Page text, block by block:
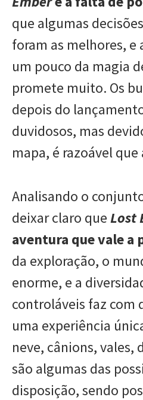
que algumas
foram as melhores,
um pouco da magia
promete muito. Os
depois do
duvidosos, mas
mapa, é razoável
Analisando o
deixar claro queLost
aventura que vale a
da exploração, o
enorme, e a
controláveis faz com
uma experiência
neve, cânions, vales,
são algumas das
disposição, sendo